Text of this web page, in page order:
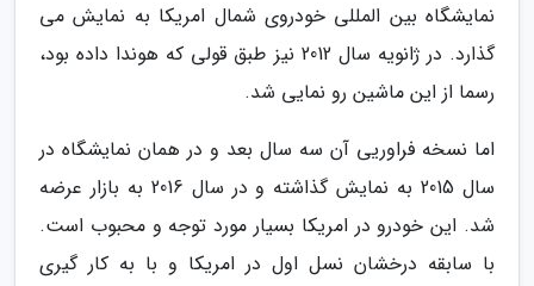
نمایشگاه بین المللی خودروی شمال امریکا به نمایش می
گذارد. در ژانویه سال 2012 نیز طبق قولی که هوندا داده بود،
رسما از این ماشین رو نمایی شد.
اما نسخه فراوریی آن سه سال بعد و در همان نمایشگاه در
سال 2015 به نمایش گذاشته و در سال 2016 به بازار عرضه
شد. این خودرو در امریکا بسیار مورد توجه و محبوب است.
با سابقه درخشان نسل اول در امریکا و با به کار گیری